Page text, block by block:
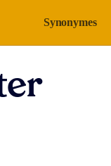
Synonymes